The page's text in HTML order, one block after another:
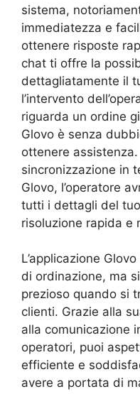
sistema,
immediatezza e
ottenere risposte
chat ti offre la
dettagliatamente il
l’intervento
riguarda un ordine
Glovo è senza
ottenere
sincronizzazione in
Glovo, l’operatore
tutti i dettagli del
risoluzione rapida e
L’applicazione
di ordinazione, ma
prezioso quando si
clienti. Grazie alla
alla comunicazione
operatori, puoi
efficiente e
avere a portata di